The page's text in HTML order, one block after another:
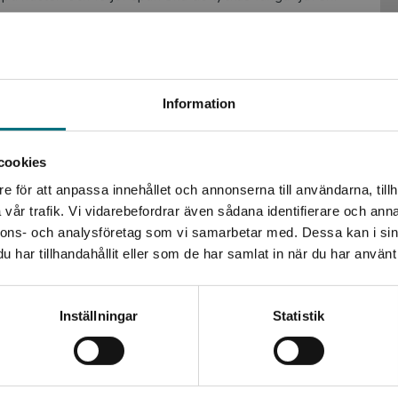
Information
för att anpassa innehållet och annonserna till användarna,
trafik. Vi vidarebefordrar även sådana identifierare och
och analysföretag som vi samarbetar med. Dessa kan i
har tillhandahållit eller som de har samlat in när du har
Inställningar Statistik
Begränsad fraktregion
Det verkar som att du besöker nyponochviljaforlag.se via
en enhet utanför Sverige. Vi erbjuder inte leveranser
utanför Sverige. För att kunna slutföra ett köp måste
leveransadressen vara i Sverige.
norska författaren Heidi Linde! Med humor och värme
Granlunds illustrationer fångar på ett finurligt sätt
i Lillehammer och har förutom romaner och